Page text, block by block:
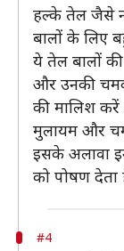
हल्के तेल जैसे
बालों के लिए
ये तेल बालों
और उनकी
की मालिश
मुलायम और
इसके अलावा
को पोषण देता
#4